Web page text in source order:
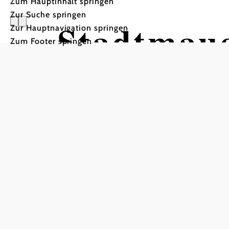
Zur Suche springen
Zur Hauptnavigation springen
Zum Footer springen